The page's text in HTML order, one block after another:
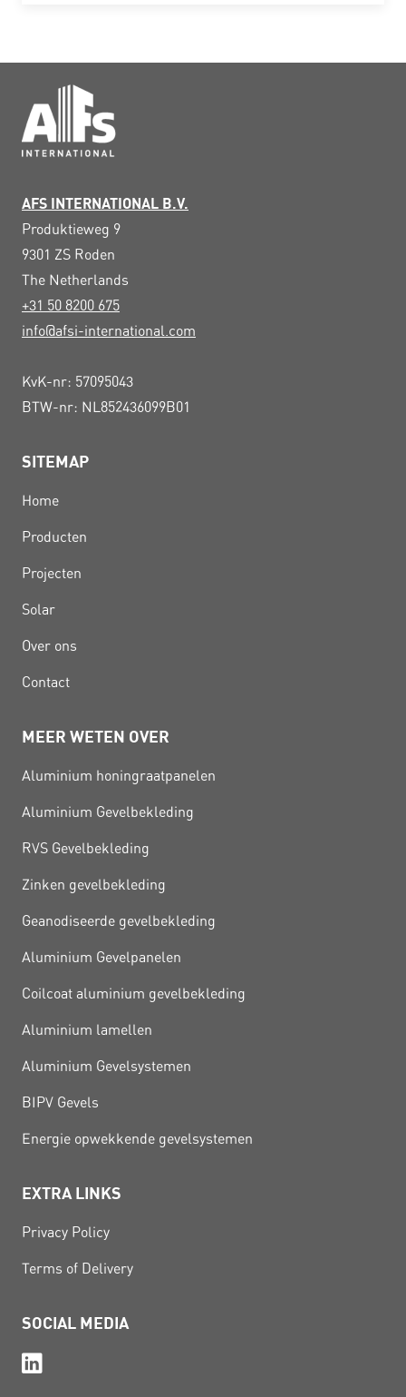
AFS INTERNATIONAL B.V.
Produktieweg 9
9301 ZS Roden
The Netherlands
+31 50 8200 675
info@afsi-international.com
KvK-nr: 57095043
BTW-nr: NL852436099B01
SITEMAP
Home
Producten
Projecten
Solar
Over ons
Contact
MEER WETEN OVER
Aluminium honingraatpanelen
Aluminium Gevelbekleding
RVS Gevelbekleding
Zinken gevelbekleding
Geanodiseerde gevelbekleding
Aluminium Gevelpanelen
Coilcoat aluminium gevelbekleding
Aluminium lamellen
Aluminium Gevelsystemen
BIPV Gevels
Energie opwekkende gevelsystemen
EXTRA LINKS
Privacy Policy
Terms of Delivery
SOCIAL MEDIA